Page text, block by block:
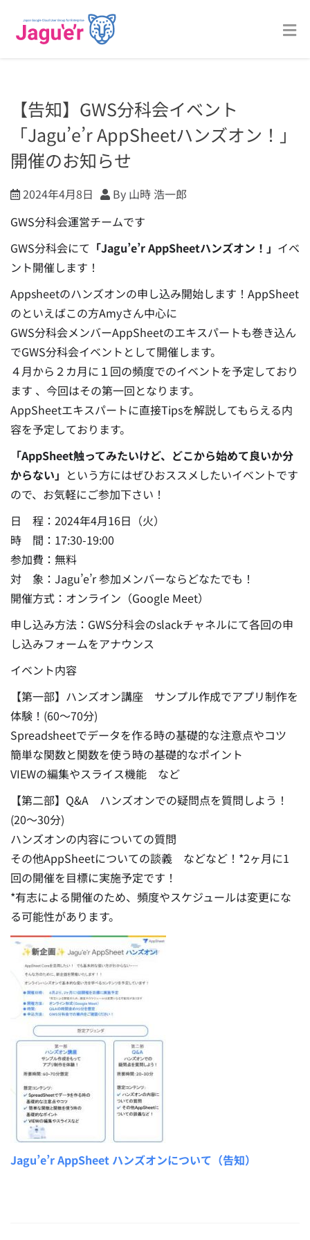
【告知】GWS分科会イベント
「Jagu’e’r AppSheetハンズオン！」
開催のお知らせ
2024年4月8日
By 山時 浩一郎
GWS分科会運営チームです
GWS分科会にて 「Jagu’e’r AppSheetハンズオン！」 イベ
ント開催します！
Appsheetのハンズオンの申し込み開始します！AppSheet
のといえばこの方Amyさん中心に
GWS分科会メンバーAppSheetのエキスパートも巻き込ん
でGWS分科会イベントとして開催します。
４月から２カ月に１回の頻度でのイベントを予定しており
ます 、今回はその第一回となります。
AppSheetエキスパートに直接Tipsを解説してもらえる内
容を予定しております。
「AppSheet触ってみたいけど、どこから始めて良いか分
からない」 という方にはぜひおススメしたいイベントです
ので、お気軽にご参加下さい！
日 程：2024年4月16日（火）
時 間：17:30-19:00
参加費：無料
対 象：Jagu’e’r 参加メンバーならどなたでも！
開催方式：オンライン（Google Meet）
申し込み方法：GWS分科会のslackチャネルにて各回の申
し込みフォームをアナウンス
イベント内容
【第一部】ハンズオン講座 サンプル作成でアプリ制作を
体験！(60～70分)
Spreadsheetでデータを作る時の基礎的な注意点やコツ
簡単な関数と関数を使う時の基礎的なポイント
VIEWの編集やスライス機能 など
【第二部】Q&A ハンズオンでの疑問点を質問しよう！
(20～30分)
ハンズオンの内容についての質問
その他AppSheetについての談義 などなど！*2ヶ月に1
回の開催を目標に実施予定です！
*有志による開催のため、頻度やスケジュールは変更にな
る可能性があります。
Jagu’e’r AppSheet ハンズオンについて（告知）